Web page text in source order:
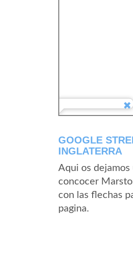
GOOGLE
INGLATERRA
Aqui os dejamos
concocer
con las flechas
pagina.